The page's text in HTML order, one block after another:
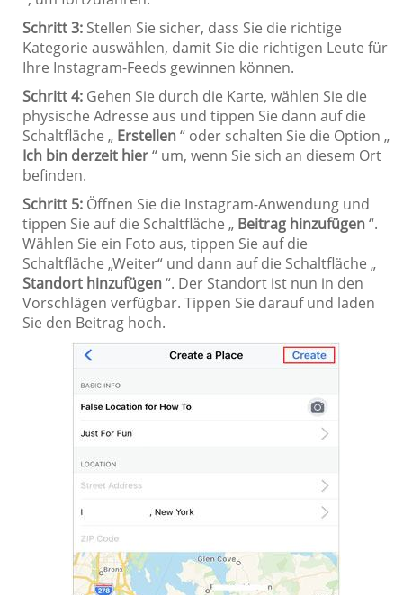
Schritt 3: Stellen Sie sicher, dass Sie die richtige
Kategorie auswählen, damit Sie die richtigen Leute für
Ihre Instagram-Feeds gewinnen können.
Schritt 4: Gehen Sie durch die Karte, wählen Sie die
physische Adresse aus und tippen Sie dann auf die
Schaltfläche „ Erstellen“ oder schalten Sie die Option „
Ich bin derzeit hier“ um, wenn Sie sich an diesem Ort
befinden.
Schritt 5: Öffnen Sie die Instagram-Anwendung und
tippen Sie auf die Schaltfläche „ Beitrag hinzufügen“.
Wählen Sie ein Foto aus, tippen Sie auf die
Schaltfläche „Weiter“ und dann auf die Schaltfläche „
Standort hinzufügen“. Der Standort ist nun in den
Vorschlägen verfügbar. Tippen Sie darauf und laden
Sie den Beitrag hoch.